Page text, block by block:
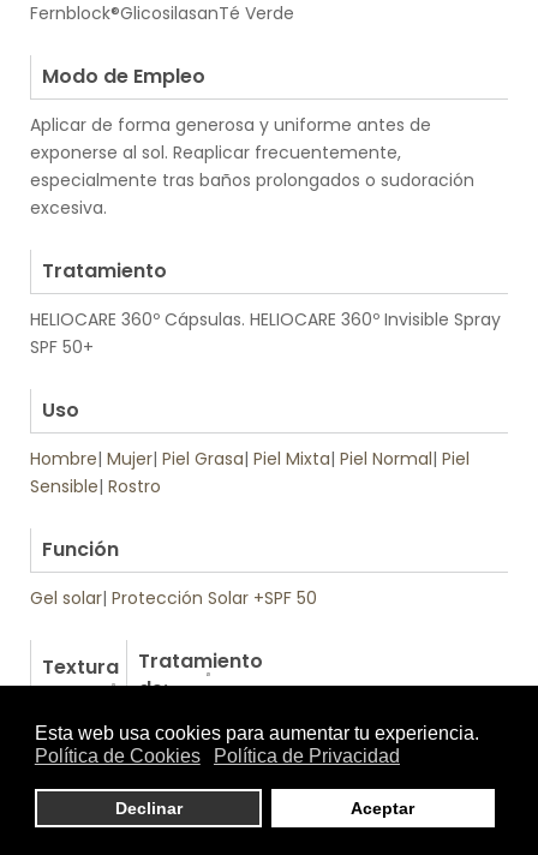
Fernblock®GlicosilasanTé Verde
Modo de Empleo
Aplicar de forma generosa y uniforme antes de
exponerse al sol. Reaplicar frecuentemente,
especialmente tras baños prolongados o sudoración
excesiva.
Tratamiento
HELIOCARE 360º Cápsulas. HELIOCARE 360º Invisible Spray
SPF 50+
Uso
Hombre| Mujer| Piel Grasa| Piel Mixta| Piel Normal| Piel
Sensible| Rostro
Función
Gel solar| Protección Solar +SPF 50
Textura
Tratamiento
de:
Otros productos de Heliocare